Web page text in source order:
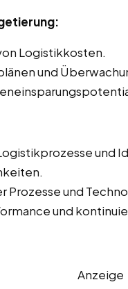
Logistikkosten.
und
und
Prozesse und
und
Anzeige